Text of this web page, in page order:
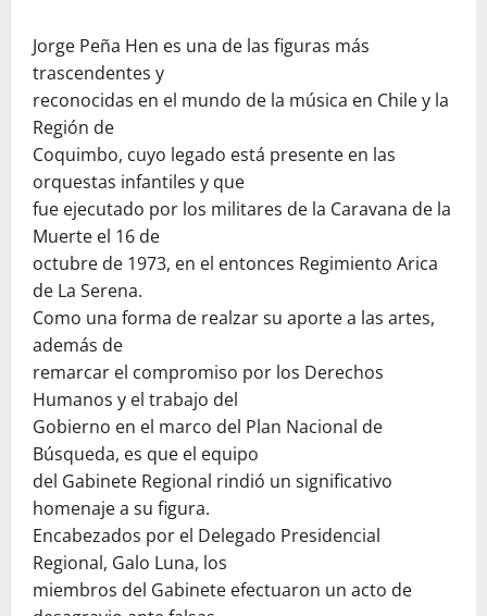
Jorge Peña Hen es una de las figuras más
trascendentes y
reconocidas en el mundo de la música en Chile y la
Región de
Coquimbo, cuyo legado está presente en las
orquestas infantiles y que
fue ejecutado por los militares de la Caravana de la
Muerte el 16 de
octubre de 1973, en el entonces Regimiento Arica
de La Serena.
Como una forma de realzar su aporte a las artes,
además de
remarcar el compromiso por los Derechos
Humanos y el trabajo del
Gobierno en el marco del Plan Nacional de
Búsqueda, es que el equipo
del Gabinete Regional rindió un significativo
homenaje a su figura.
Encabezados por el Delegado Presidencial
Regional, Galo Luna, los
miembros del Gabinete efectuaron un acto de